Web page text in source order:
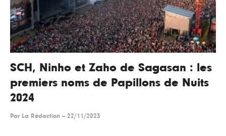
SCH, Ninho et Zaho de Sagasan : les
premiers noms de Papillons de Nuits
2024
Par La Rédaction -- 22/11/2023